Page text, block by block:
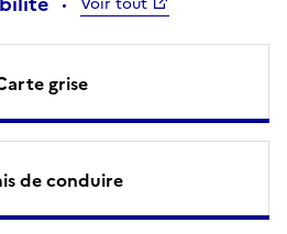
grise
de conduire